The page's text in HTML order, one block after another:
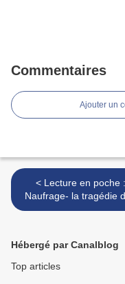
Commentaires
Ajouter un
< Lecture en poche :
Naufrage- la tragédie
migrants: tous
Hébergé par Canalblog
Top articles